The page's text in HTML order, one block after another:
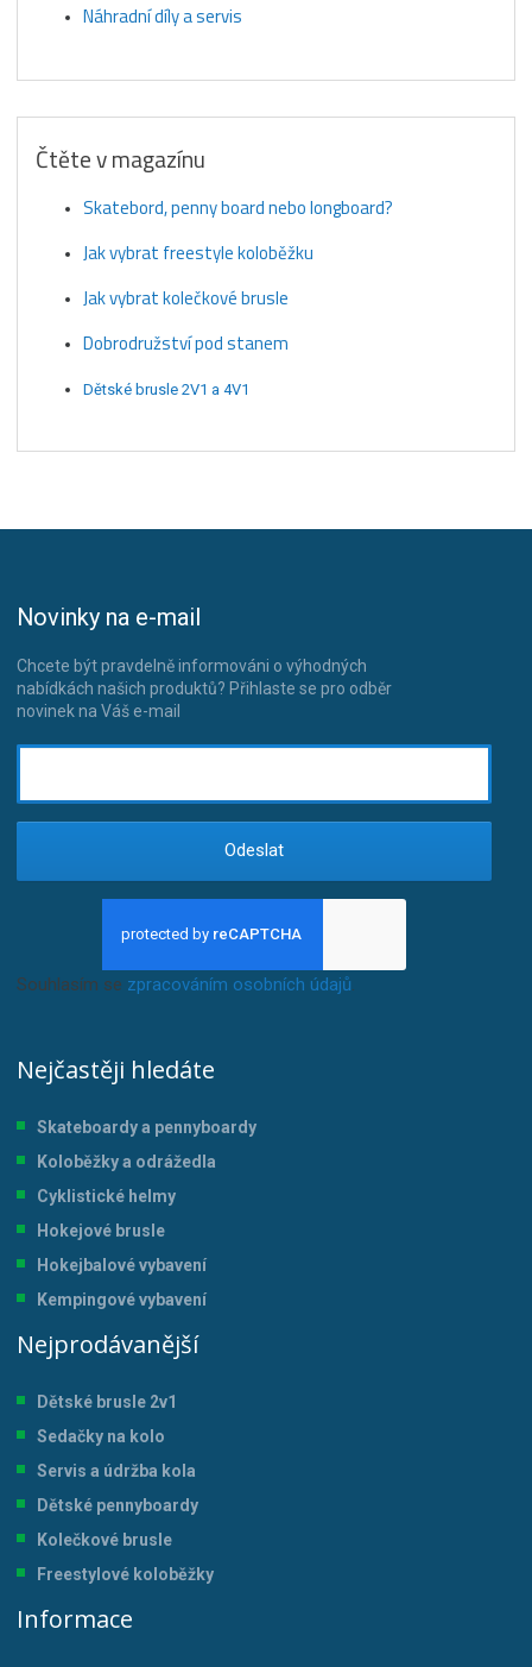
Náhradní díly a servis
Čtěte v magazínu
Skatebord, penny board nebo longboard?
Jak vybrat freestyle koloběžku
Jak vybrat kolečkové brusle
Dobrodružství pod stanem
Dětské brusle 2V1 a 4V1
Novinky na e-mail
Chcete být pravdelně informováni o výhodných
nabídkách našich produktů? Přihlaste se pro odběr
novinek na Váš e-mail
Odeslat
Souhlasím se zpracováním osobních údajů
Nejčastěji hledáte
Skateboardy a pennyboardy
Koloběžky a odrážedla
Cyklistické helmy
Hokejové brusle
Hokejbalové vybavení
Kempingové vybavení
Nejprodávanější
Dětské brusle 2v1
Sedačky na kolo
Servis a údržba kola
Dětské pennyboardy
Kolečkové brusle
Freestylové koloběžky
Informace